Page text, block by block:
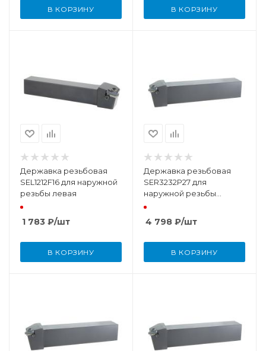
В КОРЗИНУ В КОРЗИНУ
Державка резьбовая
SEL1212F16 для наружной
резьбы левая
1 783 ₽/шт
В КОРЗИНУ
Державка резьбовая
SER3232P27 для
наружной резьбы
правая
4 798 ₽/шт
В КОРЗИНУ